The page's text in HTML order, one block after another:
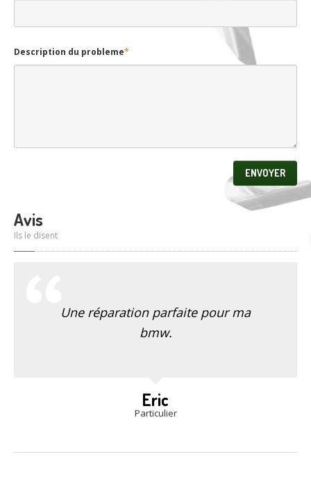
Description du probleme*
Avis
Ils le disent
Une réparation parfaite pour ma
bmw.
Eric
Particulier